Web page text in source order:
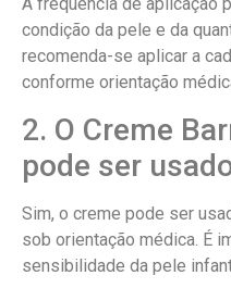
A frequência de aplicação
condição da pele e da
recomenda-se aplicar a
conforme orientação
2. O Creme
pode ser
Sim, o creme pode ser
sob orientação médica. É
sensibilidade da pele